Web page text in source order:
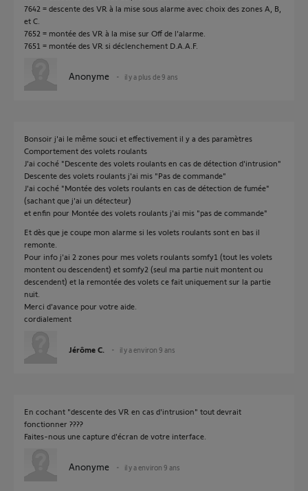
7642 = descente des VR à la mise sous alarme avec choix des zones A, B,
et C.
7652 = montée des VR à la mise sur Off de l'alarme.
7651 = montée des VR si déclenchement D.A.A.F.
Anonyme il y a plus de 9 ans
Bonsoir j'ai le même souci et effectivement il y a des paramètres
Comportement des volets roulants
J'ai coché "Descente des volets roulants en cas de détection d'intrusion"
Descente des volets roulants j'ai mis "Pas de commande"
J'ai coché "Montée des volets roulants en cas de détection de fumée"
(sachant que j'ai un détecteur)
et enfin pour Montée des volets roulants j'ai mis "pas de commande"
Et dès que je coupe mon alarme si les volets roulants sont en bas il
remonte.
Pour info j'ai 2 zones pour mes volets roulants somfy1 (tout les volets
montent ou descendent) et somfy2 (seul ma partie nuit montent ou
descendent) et la remontée des volets ce fait uniquement sur la partie
nuit.
Merci d'avance pour votre aide.
cordialement
Jérôme C. il y a environ 9 ans
En cochant "descente des VR en cas d'intrusion" tout devrait
fonctionner ????
Faites-nous une capture d'écran de votre interface.
Anonyme il y a environ 9 ans